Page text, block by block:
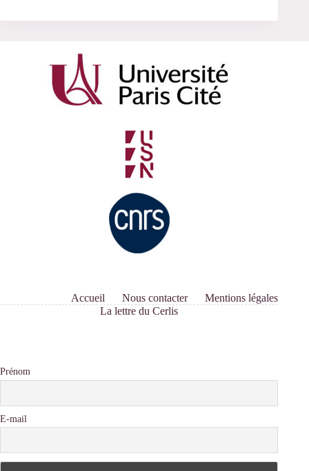
Accueil Nous contacter
Mentions légales
La lettre du Cerlis
Prénom
E-mail